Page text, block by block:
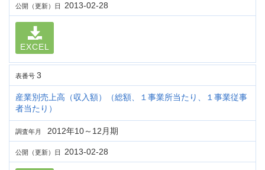
公開（更新）日 2013-02-28
EXCEL
表番号 3
産業別売上高（収入額）（総額、１事業所当たり、１事業従事
者当たり）
調査年月 2012年10～12月期
公開（更新）日 2013-02-28